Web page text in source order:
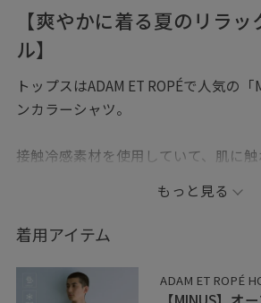
【爽やかに着る夏のリラッ
ル】
トップスはADAM ET ROPÉで人気の
ンカラーシャツ。
接触冷感素材を使用していて、肌に
ごせる万能な1着です。白シャツなら
いゆとりのあるシルエットで、シンプ
あるスタイリングに。
ボトムスはHED MAYNERのスウェッ
もっと見る
着用アイテム
ADAM ET ROPÉ